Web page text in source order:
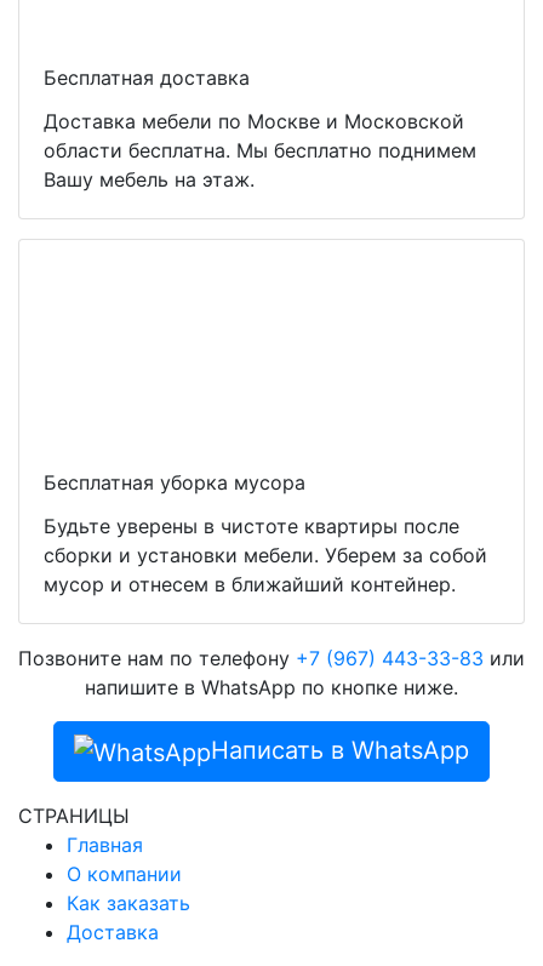
Бесплатная доставка
Доставка мебели по Москве и Московской
области бесплатна. Мы бесплатно поднимем
Вашу мебель на этаж.
Бесплатная уборка мусора
Будьте уверены в чистоте квартиры после
сборки и установки мебели. Уберем за собой
мусор и отнесем в ближайший контейнер.
Позвоните нам по телефону +7 (967) 443-33-83 или
напишите в WhatsApp по кнопке ниже.
Написать в WhatsApp
СТРАНИЦЫ
Главная
О компании
Как заказать
Доставка